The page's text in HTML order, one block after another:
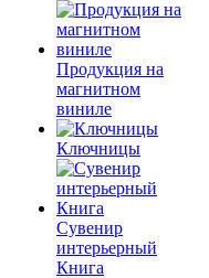
Продукция на
магнитном
виниле
Ключницы
Сувенир
интерьерный
Книга